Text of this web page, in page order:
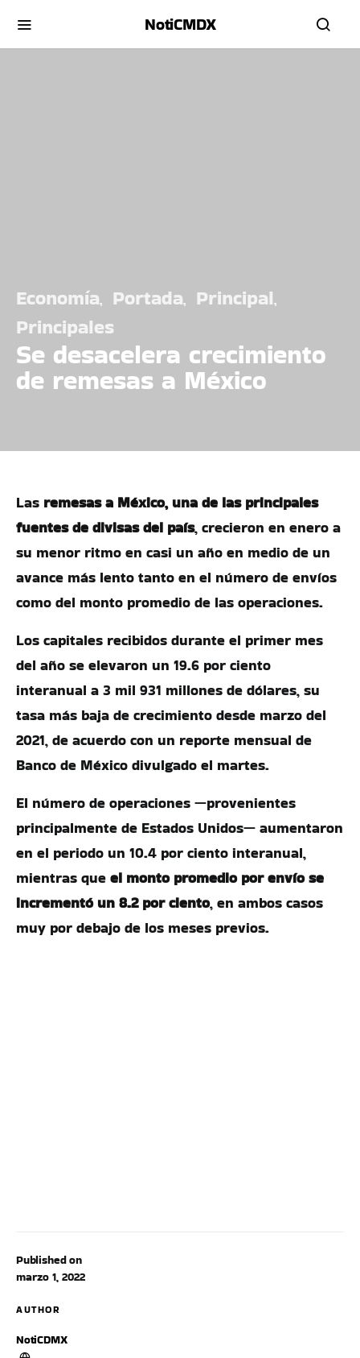
NotiCMDX
Economía Portada Principal
Principales
Se desacelera crecimiento
de remesas a México
Published on
marzo 1, 2022
AUTHOR
NotiCDMX
Las remesas a México, una de las principales
fuentes de divisas del país, crecieron en enero a
su menor ritmo en casi un año en medio de un
avance más lento tanto en el número de envíos
como del monto promedio de las operaciones.
Los capitales recibidos durante el primer mes
del año se elevaron un 19.6 por ciento
interanual a 3 mil 931 millones de dólares, su
tasa más baja de crecimiento desde marzo del
2021, de acuerdo con un reporte mensual de
Banco de México divulgado el martes.
El número de operaciones —provenientes
principalmente de Estados Unidos— aumentaron
en el periodo un 10.4 por ciento interanual,
mientras que el monto promedio por envío se
incrementó un 8.2 por ciento, en ambos casos
muy por debajo de los meses previos.